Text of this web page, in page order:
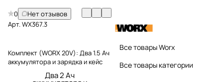
0
Нет отзывов
Арт.WX367.3
Комплект (WORX 20V): Два 1.5 Ач
аккумулятора и зарядка и кейс
Два 2 Ач
Все товары Worx
Все товары категории